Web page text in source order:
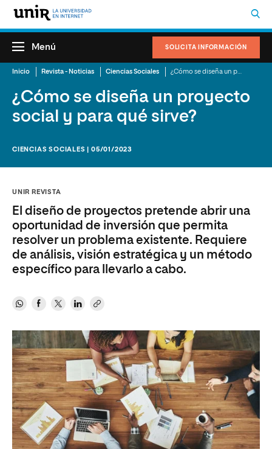
SOLICITA INFORMACIÓN
Menú
Inicio Revista - Noticias Ciencias Sociales
¿Cómo se diseña un proyecto
social y para qué sirve?
CIENCIAS SOCIALES | 05/01/2023
UNIR REVISTA
El diseño de proyectos pretende abrir una
oportunidad de inversión que permita
resolver un problema existente. Requiere
de análisis, visión estratégica y un método
específico para llevarlo a cabo.